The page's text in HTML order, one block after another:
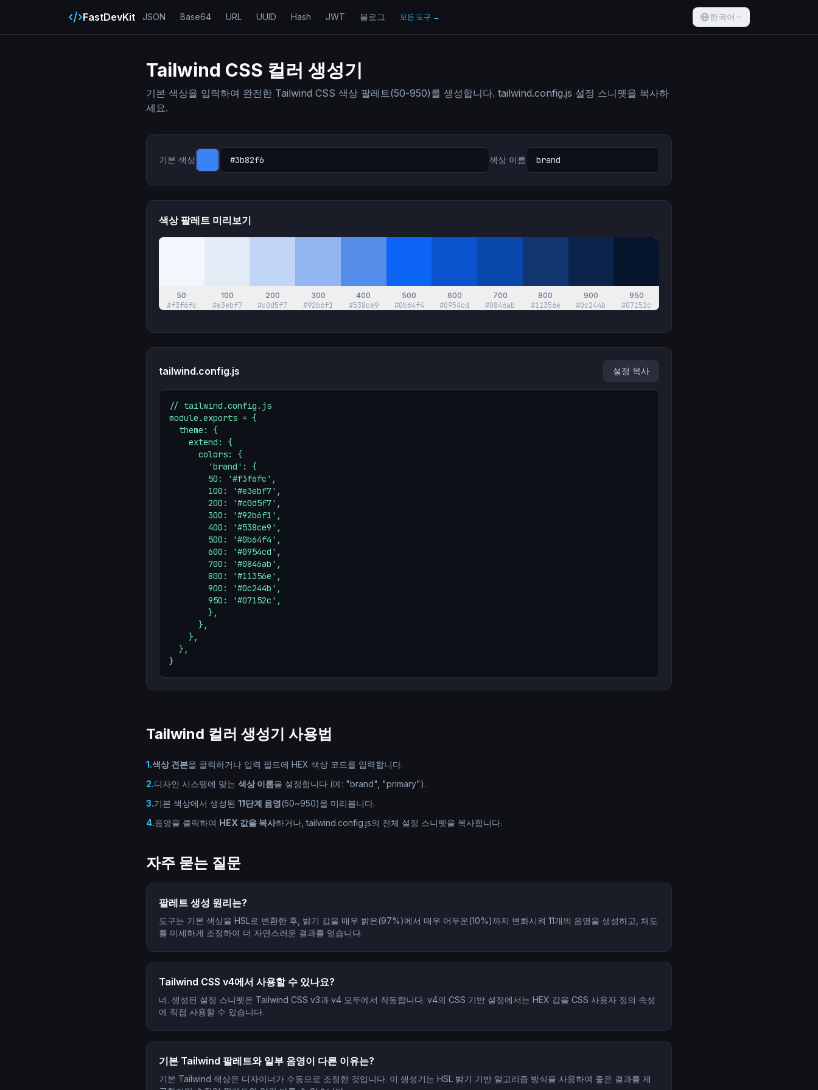
FastDevKit JSON Base64 URL UUID Hash JWT 블로그 모든 도구 → 한국어
Tailwind CSS 컬러 생성기
기본 색상을 입력하여 완전한 Tailwind CSS 색상 팔레트(50-950)를 생성합니다. tailwind.config.js 설정 스니펫을 복사하
세요.
기본 색상 색상 이름
색상 팔레트 미리보기
50
#f3f6fc
100
#e3ebf7
200
#c0d5f7
300
#92b6f1
400
#538ce9
500
#0b64f4
600
#0954cd
700
#0846ab
800
#11356e
900
#0c244b
950
#07152c
tailwind.config.js 설정 복사
// tailwind.config.js
module.exports = {
  theme: {
    extend: {
      colors: {
        'brand': {
        50: '#f3f6fc',
        100: '#e3ebf7',
        200: '#c0d5f7',
        300: '#92b6f1',
        400: '#538ce9',
        500: '#0b64f4',
        600: '#0954cd',
        700: '#0846ab',
        800: '#11356e',
        900: '#0c244b',
        950: '#07152c',
        },
      },
    },
  },
}
Tailwind 컬러 생성기 사용법
1.색상 견본을 클릭하거나 입력 필드에 HEX 색상 코드를 입력합니다.
2.디자인 시스템에 맞는 색상 이름을 설정합니다 (예: "brand", "primary").
3.기본 색상에서 생성된 11단계 음영(50~950)을 미리봅니다.
4.음영을 클릭하여 HEX 값을 복사하거나, tailwind.config.js의 전체 설정 스니펫을 복사합니다.
자주 묻는 질문
팔레트 생성 원리는?
도구는 기본 색상을 HSL로 변환한 후, 밝기 값을 매우 밝은(97%)에서 매우 어두운(10%)까지 변화시켜 11개의 음영을 생성하고, 채도
를 미세하게 조정하여 더 자연스러운 결과를 얻습니다.
Tailwind CSS v4에서 사용할 수 있나요?
네. 생성된 설정 스니펫은 Tailwind CSS v3과 v4 모두에서 작동합니다. v4의 CSS 기반 설정에서는 HEX 값을 CSS 사용자 정의 속성
에 직접 사용할 수 있습니다.
기본 Tailwind 팔레트와 일부 음영이 다른 이유는?
기본 Tailwind 색상은 디자이너가 수동으로 조정한 것입니다. 이 생성기는 HSL 밝기 기반 알고리즘 방식을 사용하여 좋은 결과를 제